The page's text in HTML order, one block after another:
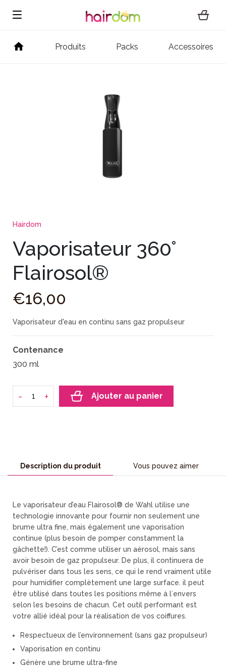
Produits Packs Accessoires
Hairdom
Vaporisateur 360°
Flairosol®
€16,00
Vaporisateur d'eau en continu sans gaz propulseur
Contenance
300 ml
+
- Ajouter au panier
Description du produit Vous pouvez aimer
Le vaporisateur d’eau Flairosol® de Wahl utilise une
technologie innovante pour fournir non seulement une
brume ultra fine, mais également une vaporisation
continue (plus besoin de pomper constamment la
gâchette!). C’est comme utiliser un aérosol, mais sans
avoir besoin de gaz propulseur. De plus, il continuera de
pulvériser dans tous les sens, ce qui le rend vraiment utile
pour humidifier complètement une large surface. il peut
être utilisé dans toutes les positions même à l´envers
selon les besoins de chacun. Cet outil performant est
votre allié idéal pour la réalisation de vos coiffures.
Respectueux de l’environnement (sans gaz propulseur)
Vaporisation en continu
Génère une brume ultra-fine